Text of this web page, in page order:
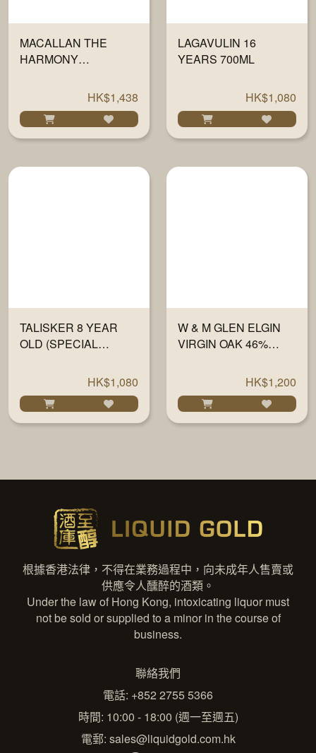
MACALLAN THE
HARMONY
HK$1,438
LAGAVULIN 16
YEARS 700ML
HK$1,080
TALISKER 8 YEAR
OLD (SPECIAL
HK$1,080
W & M GLEN ELGIN
VIRGIN OAK 46%
HK$1,200
根據香港法律，不得在業務過程中，向未成年人售賣或
供應令人醺醉的酒類。
Under the law of Hong Kong, intoxicating liquor must
not be sold or supplied to a minor in the course of
business.
聯絡我們
電話: +852 2755 5366
時間: 10:00 - 18:00 (週一至週五)
電郵: sales@liquidgold.com.hk